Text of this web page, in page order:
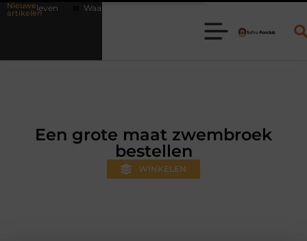
Nieuwe
artikelenonline vlees bestellen steeds gewoner wordt
Een grote maat zwembroek
bestellen
WINKELEN